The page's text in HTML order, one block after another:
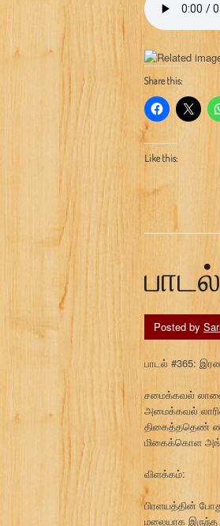
Share this:
Like this:
Posted by
பாடல் #365:
சமைக்கவல்
அமைக்கவல்
திகைத்ததெண்
மிகைக்கொள
விளக்கம்:
பிரளயத்தின்
மலையாக